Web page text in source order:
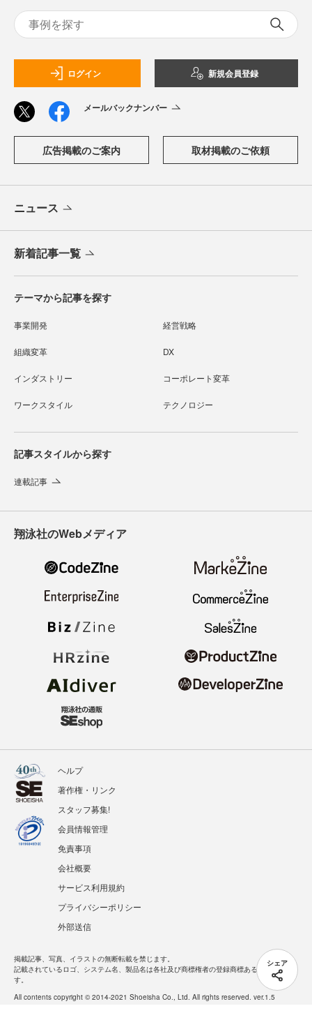
シェア
ログイン 新規会員登録
メールバックナンバー
広告掲載のご案内 取材掲載のご依頼
ニュース
新着記事一覧
テーマから記事を探す
事業開発 経営戦略
組織変革 DX
インダストリー コーポレート変革
ワークスタイル テクノロジー
記事スタイルから探す
連載記事
翔泳社のWebメディア
ヘルプ
著作権・リンク
スタッフ募集!
会員情報管理
免責事項
会社概要
サービス利用規約
プライバシーポリシー
外部送信
掲載記事、写真、イラストの無断転載を禁じます。
記載されているロゴ、システム名、製品名は各社及び商標権者の登録商標あるいは商標で
す。
All contents copyright © 2014-2021 Shoeisha Co., Ltd. All rights reserved. ver.1.5